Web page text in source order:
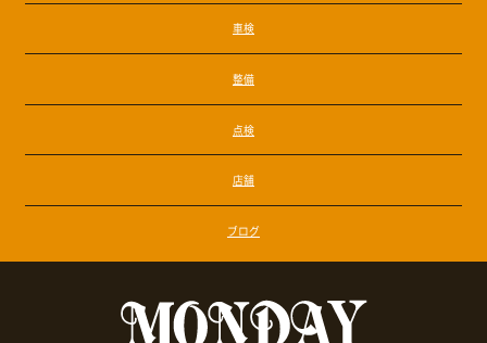
車検
整備
点検
店舗
ブログ